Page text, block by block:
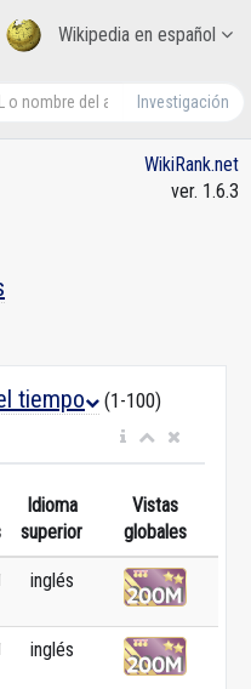
Wikipedia en español
Investigación
WikiRank.net
ver. 1.6.3
tiempo (1-100)
Idioma
superior
Vistas
globales
inglés
inglés